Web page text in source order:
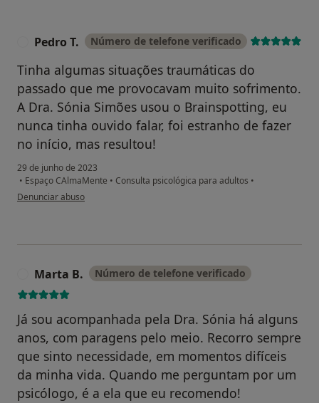
Programa MBSR (2017/2018).
Pedro T. Número de telefone verificado
Tinha algumas situações traumáticas do
passado que me provocavam muito sofrimento.
A Dra. Sónia Simões usou o Brainspotting, eu
nunca tinha ouvido falar, foi estranho de fazer
no início, mas resultou!
29 de junho de 2023
• Espaço CAlmaMente • Consulta psicológica para adultos •
na opinião do utilizador Pedro T.
Denunciar abuso
Marta B. Número de telefone verificado
Já sou acompanhada pela Dra. Sónia há alguns
anos, com paragens pelo meio. Recorro sempre
que sinto necessidade, em momentos difíceis
da minha vida. Quando me perguntam por um
psicólogo, é a ela que eu recomendo!